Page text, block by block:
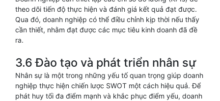
theo dõi tiến độ thực hiện và đánh giá kết quả đạt được.
Qua đó, doanh nghiệp có thể điều chỉnh kịp thời nếu thấy
cần thiết, nhằm đạt được các mục tiêu kinh doanh đã đề
ra.
3.6 Đào tạo và phát triển nhân sự
Nhân sự là một trong những yếu tố quan trọng giúp doanh
nghiệp thực hiện chiến lược SWOT một cách hiệu quả. Để
phát huy tối đa điểm mạnh và khắc phục điểm yếu, doanh